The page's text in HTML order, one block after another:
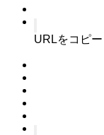
URLをコピー